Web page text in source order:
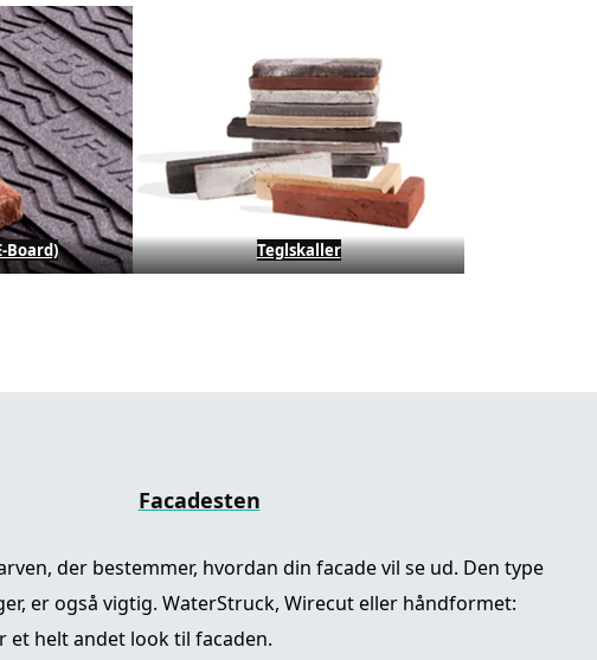
Board) Teglskaller
Facadesten
der bestemmer, hvordan din facade vil se ud. Den type
er også vigtig. WaterStruck, Wirecut eller håndformet:
et helt andet look til facaden.